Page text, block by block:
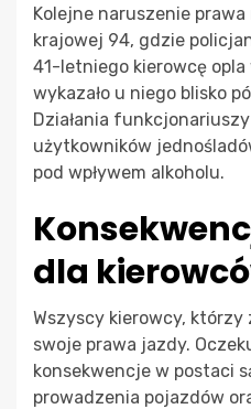
Kolejne naruszenie
krajowej 94, gdzie
41-letniego kierowcę
wykazało u niego blisko
Działania
użytkowników
pod wpływem alkoholu.
dla
Wszyscy kierowcy, którzy
swoje prawa jazdy.
konsekwencje w postaci
prowadzenia pojazdów